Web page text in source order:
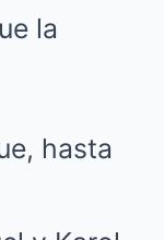
la
hasta